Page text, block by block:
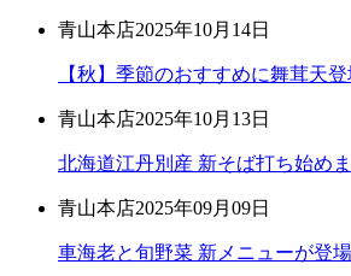
青山本店2025年10月14日
【秋】季節のおすすめに舞茸天登
青山本店2025年10月13日
北海道江丹別産 新そば打ち始め
青山本店2025年09月09日
車海老と旬野菜 新メニューが登場